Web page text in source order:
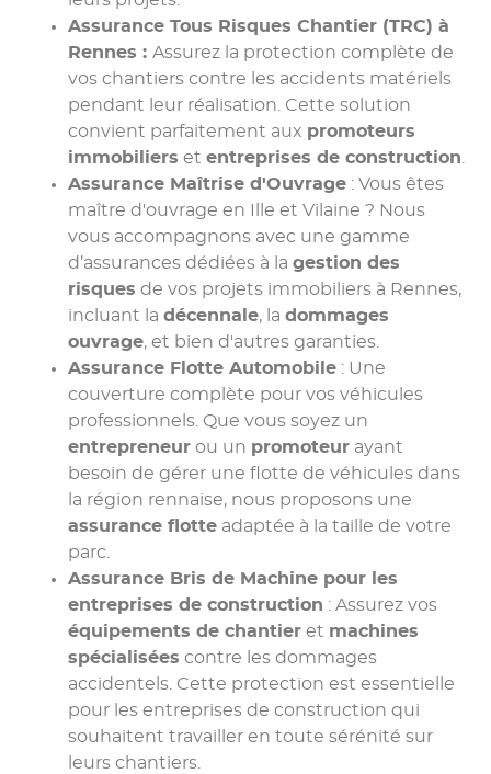
Assurance Tous Risques Chantier (TRC) à
Rennes :Assurez la protection complète de
vos chantiers contre les accidents matériels
pendant leur réalisation. Cette solution
convient parfaitement aux promoteurs
immobiliers etentreprises de construction.
Assurance Maîtrise d'Ouvrage : Vous êtes
maître d'ouvrage en Ille et Vilaine ? Nous
vous accompagnons avec une gamme
d’assurances dédiées à lagestion des
risques de vos projets immobiliers à Rennes,
incluant ladécennale, ladommages
ouvrage, et bien d'autres garanties.
Assurance Flotte Automobile : Une
couverture complète pour vos véhicules
professionnels. Que vous soyez un
entrepreneur ou un promoteur ayant
besoin de gérer une flotte de véhicules dans
la région rennaise, nous proposons une
assurance flotte adaptée à la taille de votre
parc.
Assurance Bris de Machine pour les
entreprises de construction : Assurez vos
équipements de chantier et machines
spécialisées contre les dommages
accidentels. Cette protection est essentielle
pour les entreprises de construction qui
souhaitent travailler en toute sérénité sur
leurs chantiers.